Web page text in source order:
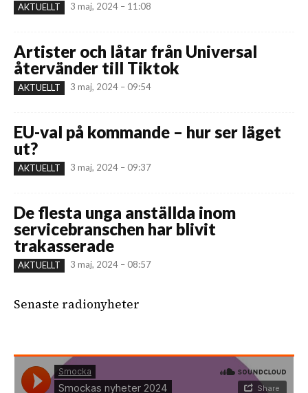
AKTUELLT 3 maj, 2024 – 11:08
Artister och låtar från Universal
återvänder till Tiktok
AKTUELLT 3 maj, 2024 – 09:54
EU-val på kommande – hur ser läget
ut?
AKTUELLT 3 maj, 2024 – 09:37
De flesta unga anställda inom
servicebranschen har blivit
trakasserade
AKTUELLT 3 maj, 2024 – 08:57
Senaste radionyheter